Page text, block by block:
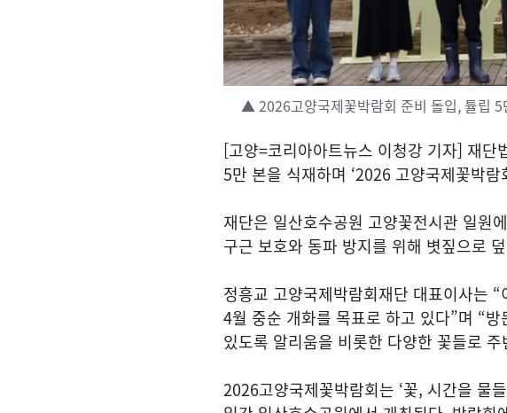
▲ 2026고양국제꽃박람회 준비 돌입, 튤립
[고양=코리아아트뉴스 이청강 기자] 재
5만 본을 식재하며 ‘2026 고양국제꽃박
재단은 일산호수공원 고양꽃전시관 일원
구근 보호와 동파 방지를 위해 볏짚으로
정흥교 고양국제박람회재단 대표이사는
4월 중순 개화를 목표로 하고 있다”며 “
있도록 알리움을 비롯한 다양한 꽃들로
2026고양국제꽃박람회는 ‘꽃, 시간을 물